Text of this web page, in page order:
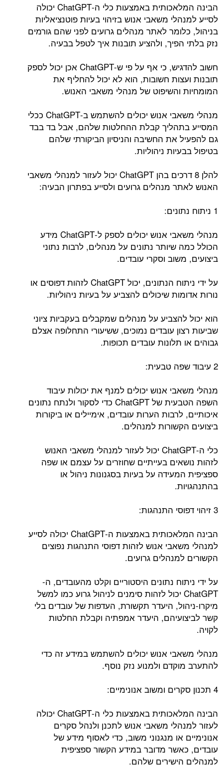
הבינה המלאכותית באמצעות כלי ה-ChatGPT יכולה
לסייע למנהלי משאבי אנוש בזיהוי בעיות פוטנציאליות
בניהול, כלומר לאתר מנהלים גרועים לפני שהם גורמים
נזק בלתי הפיך, ולהציע תובנות איך לטפל בבעיה.
חשוב להדגיש, כי אף על פי ש-ChatGPT אכן יכול לספק
תובנות ועצות חשובות, הוא לא יכול להחליף את
המומחיות והשיפוט של מנהלי משאבי האנוש.
מנהלי משאבי אנוש יכולים להשתמש ב-ChatGPT ככלי
המסייע בתהליך קבלת ההחלטות שלהם, אבל בד בבד
גם להפעיל את החשיבה והניסיון הביקורתי שלהם
בטיפול בבעיות ניהוליות.
להלן 8 דרכים בהן ChatGPT יכול לעזור למנהלי משאבי
האנוש לאתר מנהלים גרועים ולסייע בפתרון הבעיה:
1 ניתוח נתונים:
מנהלי משאבי אנוש יכולים לספק ל-ChatGPT מידע
הכולל כמה שיותר נתונים על מנהלים, לרבות נתוני
ביצועים, משוב וסקרי עובדים.
על ידי ניתוח הנתונים, יכול ChatGPT לזהות דפוסים או
נורות אדומות שיכולים להצביע על בעיות ניהוליות.
הוא יכול להצביע על מנהלים שמקבלים בעקביות ציוני
שביעות רצון עובדים נמוכים, ששיעורי התחלופה אצלם
גבוהים או תלונות עובדים תכופות.
2 עיבוד שפה טבעית:
מנהלי משאבי אנוש יכולים למנף את יכולות עיבוד
השפה הטבעית של ChatGPT כדי לסקור ולנתח נתונים
איכותיים, לרבות הערות עובדים, אימיילים או ביקורות
ביצועים הקשורות למנהלים.
כלי ה-ChatGPT יכול לעזור למנהלי משאבי האנוש
לזהות נושאים בעייתיים שחוזרים על עצמם או שפה
ספציפית המעידה על בעיות בסגנונות ניהול או
בהתנהגויות.
3 זיהוי דפוסי התנהגות:
הבינה המלאכותית באמצעות ה-ChatGPT יכולה לסייע
למנהלי משאבי אנוש לזהות דפוסי התנהגות נפוצים
הקשורים למנהלים גרועים.
על ידי ניתוח נתונים היסטוריים וקלט מהעובדים, ה-
ChatGPT יכול לזהות סימנים לניהול גרוע כמו למשל
מיקרו-ניהול, היעדר תקשורת, העדפות של עובדים בלי
קשר לביצועיהם, היעדר אמפתיה וקבלת החלטות
לקויה.
מנהלי משאבי אנוש יכולים להשתמש במידע זה כדי
להתערב מוקדם ולמנוע נזק נוסף.
4 תכנון סקרים ומשוב אנונימיים:
הבינה המלאכותית באמצעות כלי ה-ChatGPT יכולה
לעזור למנהלי משאבי אנוש לתכנן ולנהל סקרים
אנונימיים או מנגנוני משוב, כדי לאסוף מידע של
עובדים, כאשר מדובר במידע הקשור ספציפית
למנהלים הישירים שלהם.